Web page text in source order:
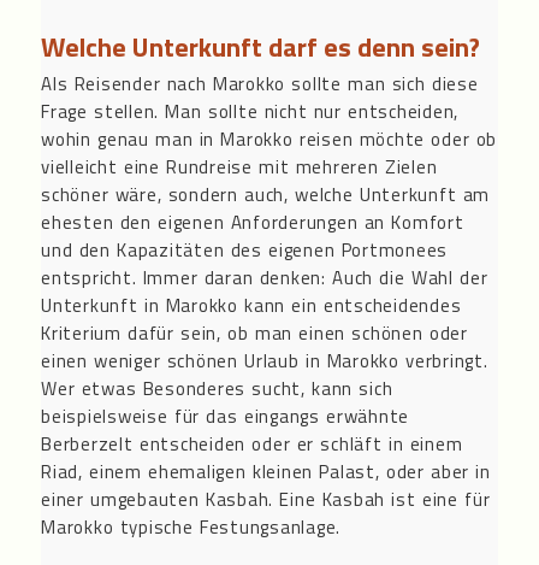
Welche Unterkunft darf es denn sein?
Als Reisender nach Marokko sollte man sich diese
Frage stellen. Man sollte nicht nur entscheiden,
wohin genau man in Marokko reisen möchte oder ob
vielleicht eine Rundreise mit mehreren Zielen
schöner wäre, sondern auch, welche Unterkunft am
ehesten den eigenen Anforderungen an Komfort
und den Kapazitäten des eigenen Portmonees
entspricht. Immer daran denken: Auch die Wahl der
Unterkunft in Marokko kann ein entscheidendes
Kriterium dafür sein, ob man einen schönen oder
einen weniger schönen Urlaub in Marokko verbringt.
Wer etwas Besonderes sucht, kann sich
beispielsweise für das eingangs erwähnte
Berberzelt entscheiden oder er schläft in einem
Riad, einem ehemaligen kleinen Palast, oder aber in
einer umgebauten Kasbah. Eine Kasbah ist eine für
Marokko typische Festungsanlage.